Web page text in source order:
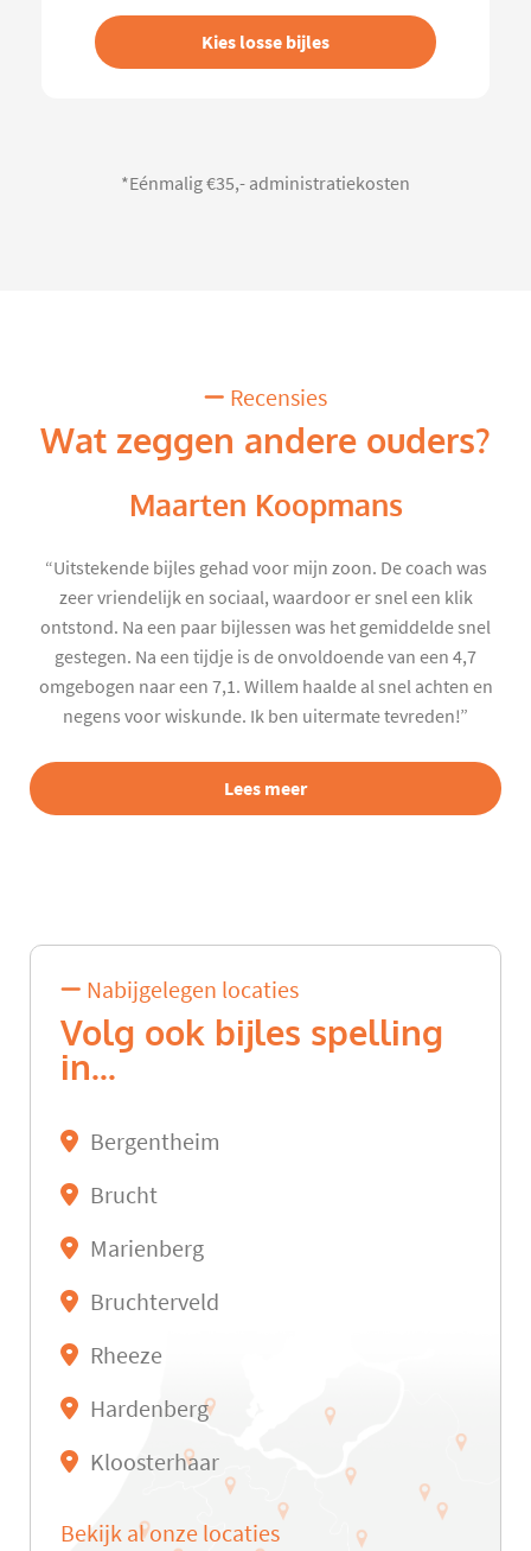
Kies losse bijles
*Eénmalig €35,- administratiekosten
Recensies
Wat zeggen andere ouders?
Maarten Koopmans
“Uitstekende bijles gehad voor mijn zoon. De coach was
zeer vriendelijk en sociaal, waardoor er snel een klik
ontstond. Na een paar bijlessen was het gemiddelde snel
gestegen. Na een tijdje is de onvoldoende van een 4,7
omgebogen naar een 7,1. Willem haalde al snel achten en
negens voor wiskunde. Ik ben uitermate tevreden!”
Lees meer
Nabijgelegen locaties
Volg ook bijles spelling
in...
Bergentheim
Brucht
Marienberg
Bruchterveld
Rheeze
Hardenberg
Kloosterhaar
Bekijk al onze locaties